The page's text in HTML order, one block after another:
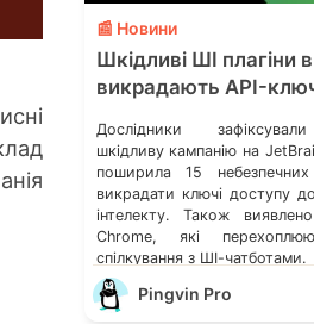
📰 Новини
Шкідливі ШІ плагіни
викрадають API-
Дослідники
шкідливу кампанію на
поширила 15 небезпечних
викрадати ключі доступу
інтелекту. Також
Chrome, які
спілкування з ШІ-чатботами.
Pingvin Pro